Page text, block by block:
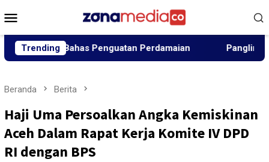
ke
Mobile
Trending
Bahas Penguatan Perdamaian Panglima Jhony
Beranda Berita
Haji Uma Persoalkan Angka Kemiskinan
Aceh Dalam Rapat Kerja Komite IV DPD
RI dengan BPS